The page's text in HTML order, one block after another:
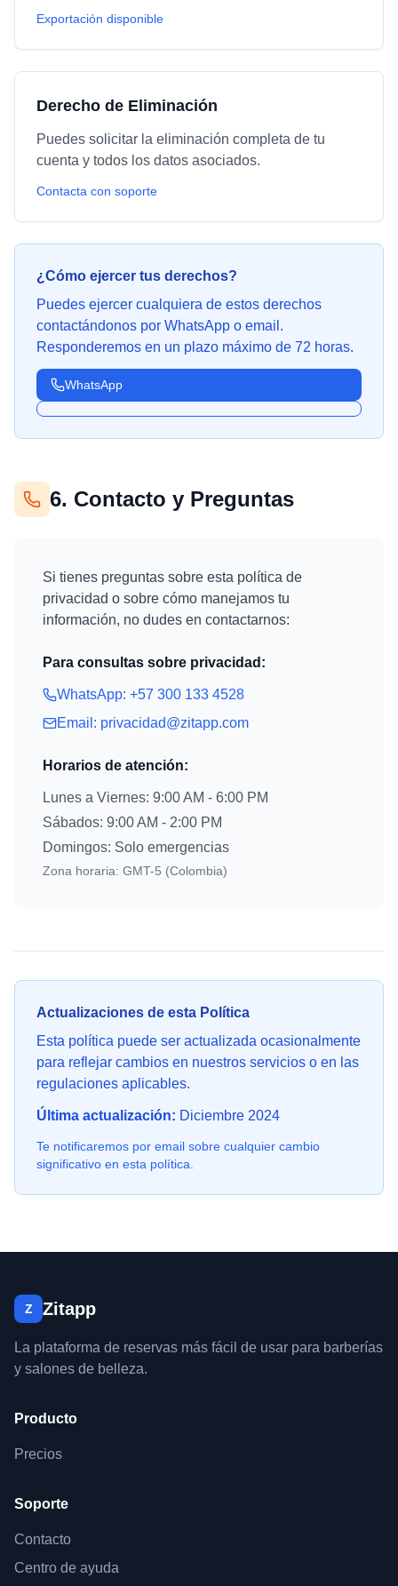
Exportación disponible
Derecho de Eliminación
Puedes solicitar la eliminación completa de tu
cuenta y todos los datos asociados.
Contacta con soporte
¿Cómo ejercer tus derechos?
Puedes ejercer cualquiera de estos derechos
contactándonos por WhatsApp o email.
Responderemos en un plazo máximo de 72 horas.
WhatsApp
6. Contacto y Preguntas
Si tienes preguntas sobre esta política de
privacidad o sobre cómo manejamos tu
información, no dudes en contactarnos:
Para consultas sobre privacidad:
WhatsApp: +57 300 133 4528
Email: privacidad@zitapp.com
Horarios de atención:
Lunes a Viernes: 9:00 AM - 6:00 PM
Sábados: 9:00 AM - 2:00 PM
Domingos: Solo emergencias
Zona horaria: GMT-5 (Colombia)
Actualizaciones de esta Política
Esta política puede ser actualizada ocasionalmente
para reflejar cambios en nuestros servicios o en las
regulaciones aplicables.
Última actualización: Diciembre 2024
Te notificaremos por email sobre cualquier cambio
significativo en esta política.
Z Zitapp
La plataforma de reservas más fácil de usar para barberías
y salones de belleza.
Producto
Precios
Soporte
Contacto
Centro de ayuda